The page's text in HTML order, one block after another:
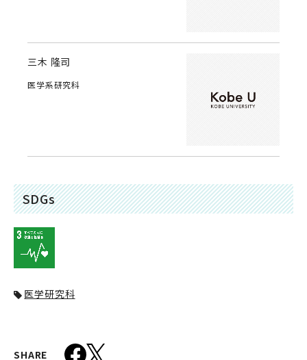
三木 隆司
医学系研究科
SDGs
医学研究科
SHARE